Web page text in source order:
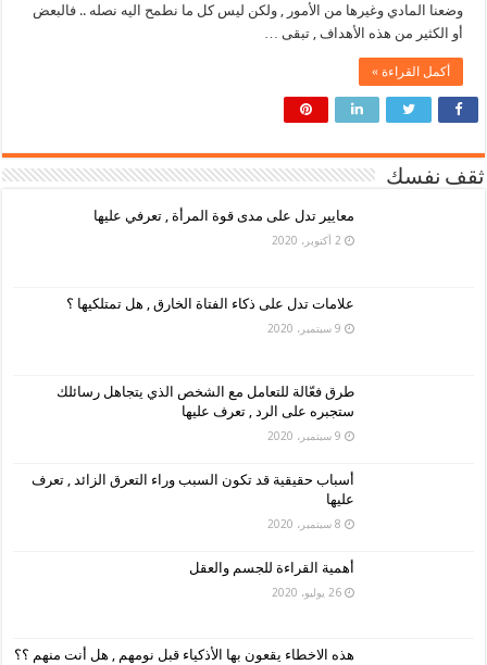
وضعنا المادي وغيرها من الأمور , ولكن ليس كل ما نطمح اليه نصله .. فالبعض
أو الكثير من هذه الأهداف , تبقى …
أكمل القراءة »
ثقف نفسك
معايير تدل على مدى قوة المرأة , تعرفي عليها
2 أكتوبر، 2020
علامات تدل على ذكاء الفتاة الخارق , هل تمتلكيها ؟
9 سبتمبر، 2020
طرق فعّالة للتعامل مع الشخص الذي يتجاهل رسائلك
ستجبره على الرد , تعرف عليها
9 سبتمبر، 2020
أسباب حقيقية قد تكون السبب وراء التعرق الزائد , تعرف
عليها
8 سبتمبر، 2020
أهمية القراءة للجسم والعقل
26 يوليو، 2020
هذه الاخطاء يقعون بها الأذكياء قبل نومهم , هل أنت منهم ؟؟